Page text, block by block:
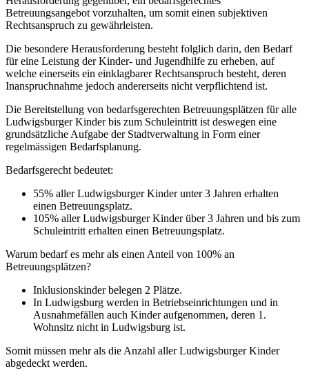
Betreuungsangebot vorzuhalten, um somit einen subjektiven
Rechtsanspruch zu gewährleisten.
Die besondere Herausforderung besteht folglich darin, den Bedarf
für eine Leistung der Kinder- und Jugendhilfe zu erheben, auf
welche einerseits ein einklagbarer Rechtsanspruch besteht, deren
Inanspruchnahme jedoch andererseits nicht verpflichtend ist.
Die Bereitstellung von bedarfsgerechten Betreuungsplätzen für alle
Ludwigsburger Kinder bis zum Schuleintritt ist deswegen eine
grundsätzliche Aufgabe der Stadtverwaltung in Form einer
regelmässigen Bedarfsplanung.
Bedarfsgerecht bedeutet:
55% aller Ludwigsburger Kinder unter 3 Jahren erhalten
einen Betreuungsplatz.
105% aller Ludwigsburger Kinder über 3 Jahren und bis zum
Schuleintritt erhalten einen Betreuungsplatz.
Warum bedarf es mehr als einen Anteil von 100% an
Betreuungsplätzen?
Inklusionskinder belegen 2 Plätze.
In Ludwigsburg werden in Betriebseinrichtungen und in
Ausnahmefällen auch Kinder aufgenommen, deren 1.
Wohnsitz nicht in Ludwigsburg ist.
Somit müssen mehr als die Anzahl aller Ludwigsburger Kinder
abgedeckt werden.